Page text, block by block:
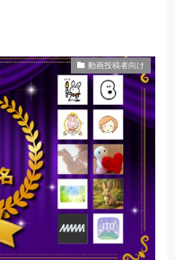
動画投稿者向け